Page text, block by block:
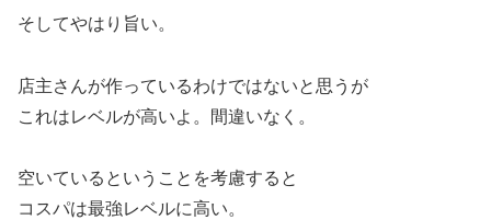
そしてやはり旨い。
店主さんが作っているわけではないと思うが
これはレベルが高いよ。間違いなく。
空いているということを考慮すると
コスパは最強レベルに高い。